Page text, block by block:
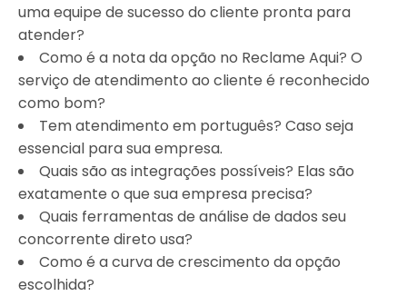
uma equipe de sucesso do cliente pronta para
atender?
Como é a nota da opção no Reclame Aqui? O
serviço de atendimento ao cliente é reconhecido
como bom?
Tem atendimento em português? Caso seja
essencial para sua empresa.
Quais são as integrações possíveis? Elas são
exatamente o que sua empresa precisa?
Quais ferramentas de análise de dados seu
concorrente direto usa?
Como é a curva de crescimento da opção
escolhida?